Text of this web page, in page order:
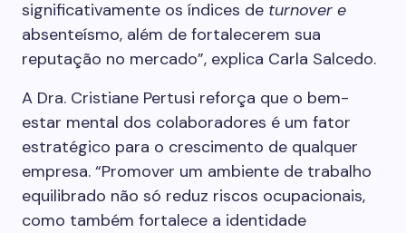
significativamente os índices de turnover e
absenteísmo, além de fortalecerem sua
reputação no mercado”, explica Carla Salcedo.
A Dra. Cristiane Pertusi reforça que o bem-
estar mental dos colaboradores é um fator
estratégico para o crescimento de qualquer
empresa. “Promover um ambiente de trabalho
equilibrado não só reduz riscos ocupacionais,
como também fortalece a identidade